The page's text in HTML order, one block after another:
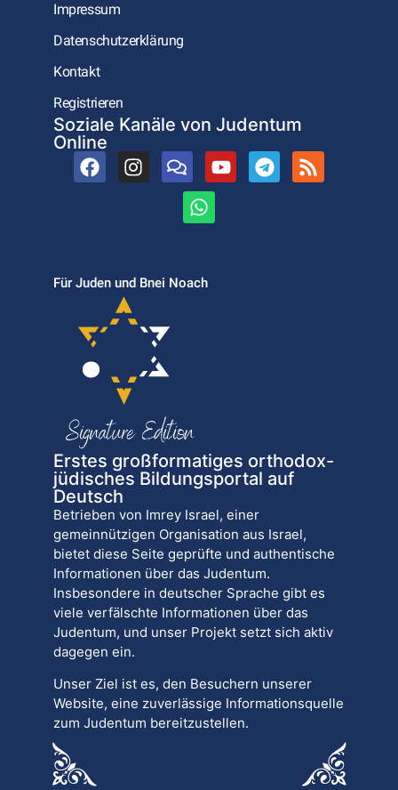
Impressum
Datenschutzerklärung
Kontakt
Registrieren
Soziale Kanäle von Judentum
Online
Für Juden und Bnei Noach
Erstes großformatiges orthodox-
jüdisches Bildungsportal auf
Deutsch
Betrieben von Imrey Israel, einer
gemeinnützigen Organisation aus Israel,
bietet diese Seite geprüfte und authentische
Informationen über das Judentum.
Insbesondere in deutscher Sprache gibt es
viele verfälschte Informationen über das
Judentum, und unser Projekt setzt sich aktiv
dagegen ein.
Unser Ziel ist es, den Besuchern unserer
Website, eine zuverlässige Informationsquelle
zum Judentum bereitzustellen.